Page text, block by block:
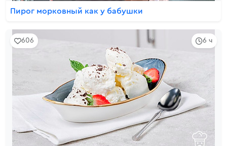
Пирог морковный как у бабушки
6 ч
606